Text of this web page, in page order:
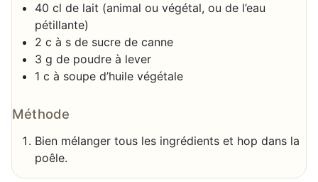
40 cl de lait (animal ou végétal, ou de l’eau
pétillante)
2 c à s de sucre de canne
3 g de poudre à lever
1 c à soupe d’huile végétale
Méthode
Bien mélanger tous les ingrédients et hop dans la
poêle.